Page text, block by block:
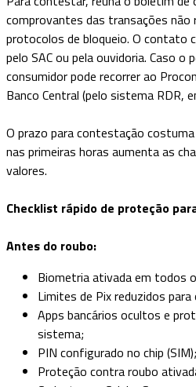
comprovantes das transações não
protocolos de bloqueio. O contato
pelo SAC ou pela ouvidoria. Caso o
consumidor pode recorrer ao
Banco Central (pelo sistema RDR,
O prazo para contestação
nas primeiras horas aumenta as
valores.
Checklist rápido de proteção
Antes do roubo:
Biometria ativada em todos
Limites de Pix reduzidos
Apps bancários ocultos e
sistema;
PIN configurado no chip (SIM);
Proteção contra roubo